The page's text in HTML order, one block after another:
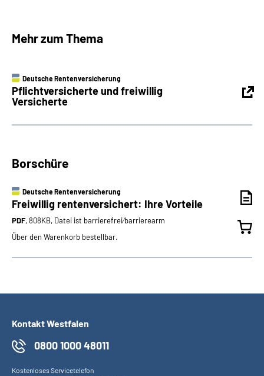
Mehr zum Thema
Deutsche Rentenversicherung
Pflichtversicherte und freiwillig
Versicherte
Borschüre
Deutsche Rentenversicherung
Freiwillig rentenversichert: Ihre Vorteile
PDF, 808KB, Datei ist barrierefrei⁄barrierearm
Über den Warenkorb bestellbar.
Kontakt Westfalen
0800 1000 48011
Kostenloses Servicetelefon